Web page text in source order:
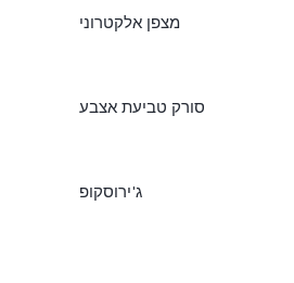
מצפן אלקטרוני
סורק טביעת אצבע
ג'ירוסקופ